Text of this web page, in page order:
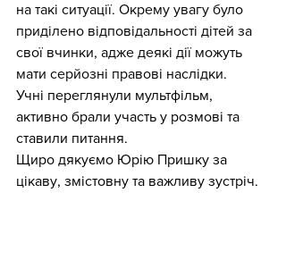
на такі ситуації. Окрему увагу було
приділено відповідальності дітей за
свої вчинки, адже деякі дії можуть
мати серйозні правові наслідки.
Учні переглянули мультфільм,
активно брали участь у розмові та
ставили питання.
Щиро дякуємо Юрію Пришку за
цікаву, змістовну та важливу зустріч.